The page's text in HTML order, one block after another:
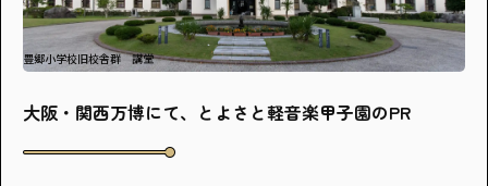
豊郷小学校旧校舎群 講堂
大阪・関西万博にて、とよさと軽音楽甲子園のPR